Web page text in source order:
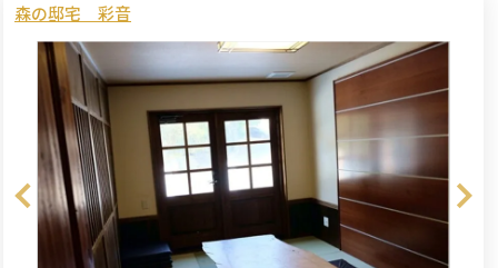
森の邸宅 彩音